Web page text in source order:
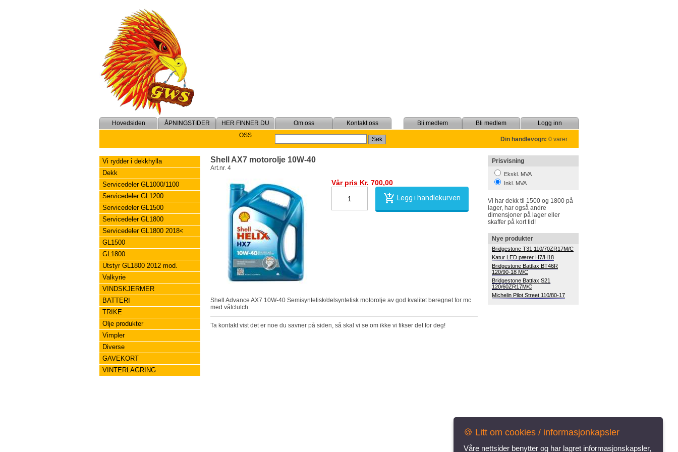
Hovedsiden
ÅPNINGSTIDER
OSS
Om oss Kontakt oss Logg inn
Bli medlem
Bli medlem
Din handlevogn: 0 varer.
Vi rydder i dekkhylla
Dekk
Servicedeler GL1000/1100
Servicedeler GL1200
Servicedeler GL1500
Servicedeler GL1800
Servicedeler GL1800 2018<
GL1500
GL1800
Utstyr GL1800 2012 mod.
Valkyrie
VINDSKJERMER
BATTERI
TRIKE
Olje produkter
Vimpler
Diverse
GAVEKORT
VINTERLAGRING
Shell AX7 motorolje 10W-40
Art.nr. 4
Vår pris Kr. 700,00
Legg i handlekurven
med våtclutch.
Ta kontakt vist det er noe du savner på siden, så skal vi se om ikke vi fikser det for deg!
Prisvisning
Ekskl. MVA
Inkl. MVA
skaffer på kort tid!
Nye produkter
Bridgestone T31 110/70ZR17M/C
Katur LED pærer H7/H18
120/90-18 M/C
120/60ZR17M/C
Michelin Pilot Street 110/80-17
🍪 Litt om cookies / informasjonkapsler